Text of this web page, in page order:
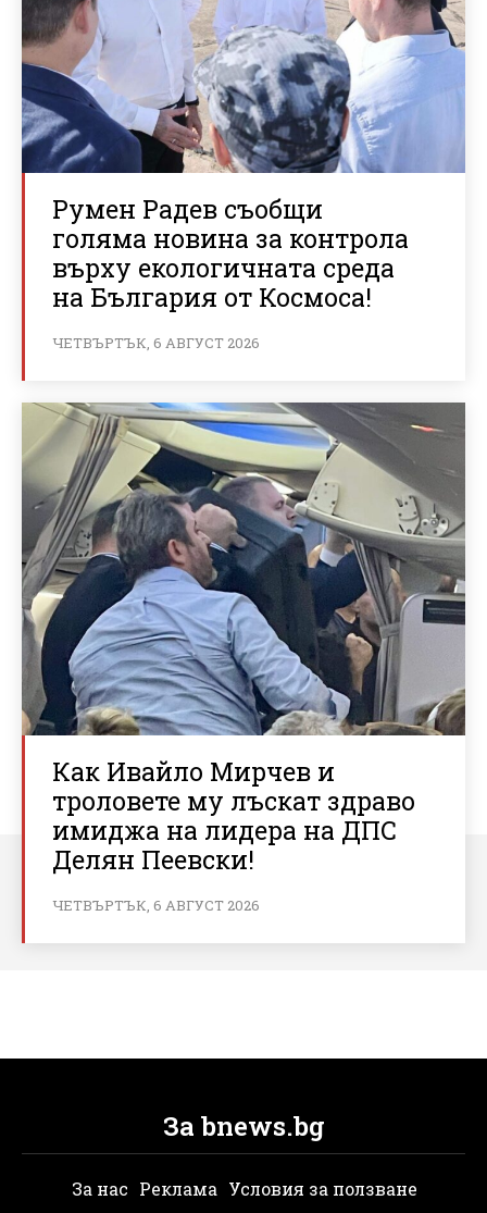
Румен Радев съобщи
голяма новина за контрола
върху екологичната среда
на България от Космоса!
ЧЕТВЪРТЪК, 6 АВГУСТ 2026
Как Ивайло Мирчев и
троловете му лъскат здраво
имиджа на лидера на ДПС
Делян Пеевски!
ЧЕТВЪРТЪК, 6 АВГУСТ 2026
За bnews.bg
За нас Реклама Условия за ползване